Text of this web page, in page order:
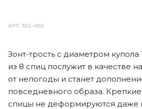
АРТ.302-402
Зонт-трость с диаметром
из 8 спиц послужит в качестве
от непогоды и станет
повседневного образа.
спицы не деформируются даже